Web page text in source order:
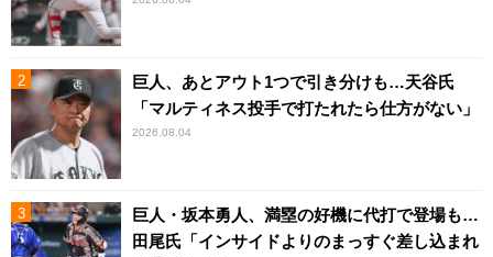
巨人、あとアウト1つで引き分けも…天谷氏
「マルティネス投手で打たれたら仕方がない」
2026.08.04
巨人・坂本勇人、満塁の好機に代打で登場も…
田尾氏「インサイドよりのまっすぐ差し込まれ